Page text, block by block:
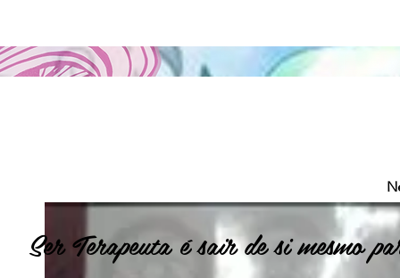
Ser Terapeuta é sair de si mesmo